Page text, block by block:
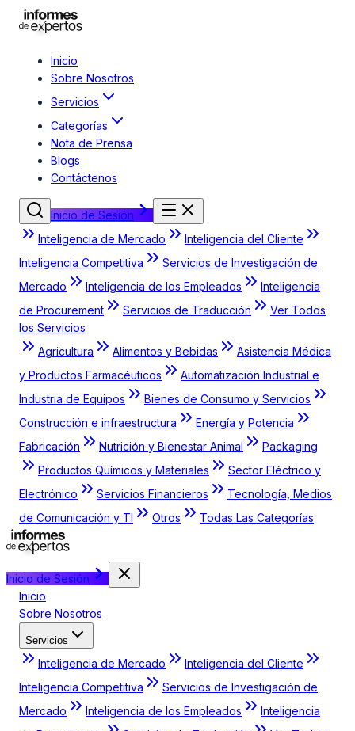
Inicio
Sobre Nosotros
Servicios
Categorías
Nota de Prensa
Blogs
Contáctenos
Inicio de Sesión
Inteligencia de Mercado
Inteligencia del Cliente
Inteligencia Competitiva
Servicios de Investigación de
Mercado
Inteligencia de los Empleados
Inteligencia
de Procurement
Servicios de Traducción
Ver Todos
los Servicios
Agricultura
Alimentos y Bebidas
Asistencia Médica
y Productos Farmacéuticos
Automatización Industrial e
Industria de Equipos
Bienes de Consumo y Servicios
Construcción e infraestructura
Energía y Potencia
Fabricación
Nutrición y Bienestar Animal
Packaging
Productos Químicos y Materiales
Sector Eléctrico y
Electrónico
Servicios Financieros
Tecnología, Medios
de Comunicación y TI
Otros Todas Las Categorías
Inicio de Sesión
Inicio
Sobre Nosotros
Servicios
Inteligencia de Mercado
Inteligencia del Cliente
Inteligencia Competitiva
Servicios de Investigación de
Mercado
Inteligencia de los Empleados
Inteligencia